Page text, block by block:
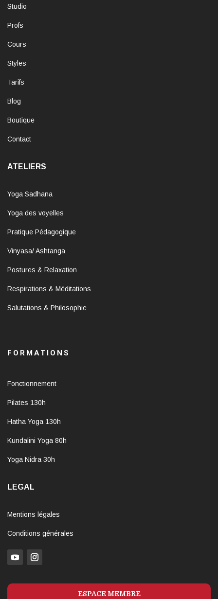
Studio
Profs
Cours
Styles
Tarifs
Blog
Boutique
Contact
ATELIERS
Yoga Sadhana
Yoga des voyelles
Pratique Pédagogique
Vinyasa/ Ashtanga
Postures & Relaxation
Respirations & Méditations
Salutations & Philosophie
FORMATIONS
Fonctionnement
Pilates 130h
Hatha Yoga 130h
Kundalini Yoga 80h
Yoga Nidra 30h
LEGAL
Mentions légales
Conditions générales
ESPACE MEMBRE